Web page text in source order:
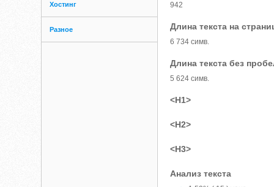
Хостинг
Разное
942
Длина текста на
6 734 симв.
Длина текста без
5 624 симв.
<H1>
<H2>
<H3>
Анализ текста